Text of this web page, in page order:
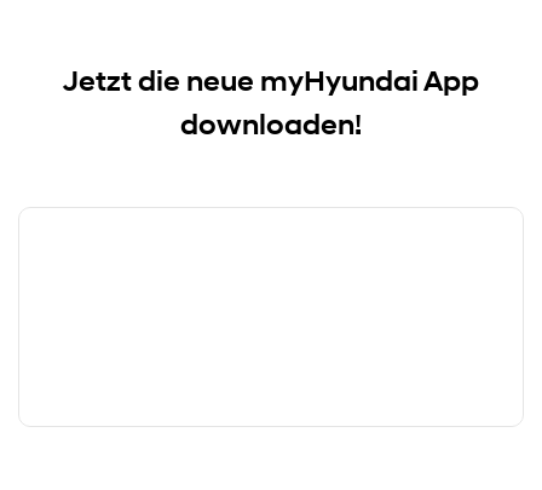
Jetzt die neue myHyundai App
downloaden!